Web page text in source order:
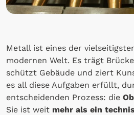
Metall ist eines der
modernen Welt. Es trägt
schützt Gebäude und ziert
es all diese Aufgaben erfüllt,
entscheidenden Prozess: die
Sie ist weit mehr als ein